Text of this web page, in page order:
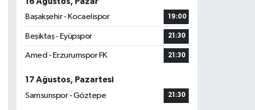
Başakşehir - Kocaelispor
19:00
Beşiktaş - Eyüpspor 21:30
Amed - Erzurumspor FK 21:30
17 Ağustos, Pazartesi
Samsunspor - Göztepe
21:30